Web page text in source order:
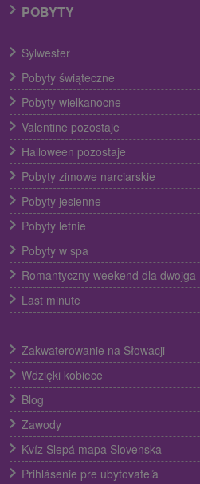
POBYTY
Sylwester
Pobyty świąteczne
Pobyty wielkanocne
Valentine pozostaje
Halloween pozostaje
Pobyty zimowe narciarskie
Pobyty jesienne
Pobyty letnie
Pobyty w spa
Romantyczny weekend dla dwojga
Last minute
Zakwaterowanie na Słowacji
Wdzięki kobiece
Blog
Zawody
Kvíz Slepá mapa Slovenska
Prihlásenie pre ubytovateľa